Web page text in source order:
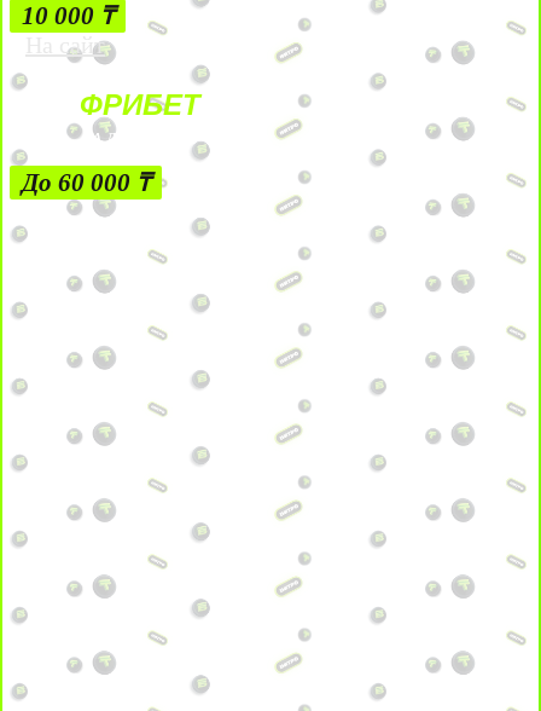
10 000 ₸
На сайт
ФРИБЕТ
ЗА ДЕПОЗИТЫ
До 60 000 ₸